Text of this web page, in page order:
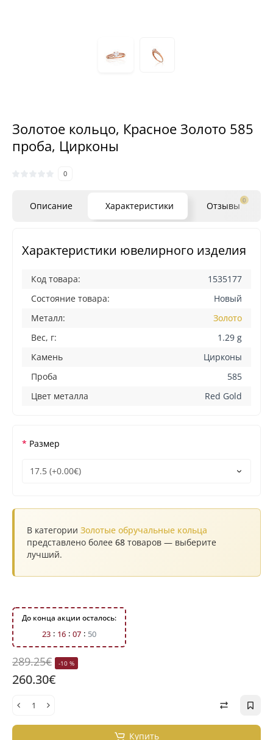
Золотое кольцо, Красное Золото 585
проба, Цирконы
0
Описание Характеристики Отзывы 0
Характеристики ювелирного изделия
Код товара:
1535177
Состояние товара:
Новый
Металл:
Золото
Вес, г:
1.29 g
Камень
Цирконы
Проба
585
Цвет металла
Red Gold
Размер
В категории Золотые обручальные кольца
представлено более 68 товаров — выберите
лучший.
До конца акции осталось:
23 16 07 49
289.25€ -10 %
260.30€
Купить